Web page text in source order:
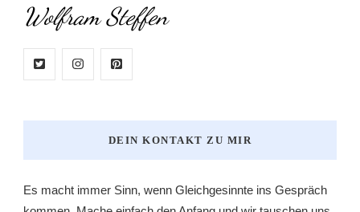
Wolfram Steffen
DEIN KONTAKT ZU MIR
Es macht immer Sinn, wenn Gleichgesinnte ins Gespräch